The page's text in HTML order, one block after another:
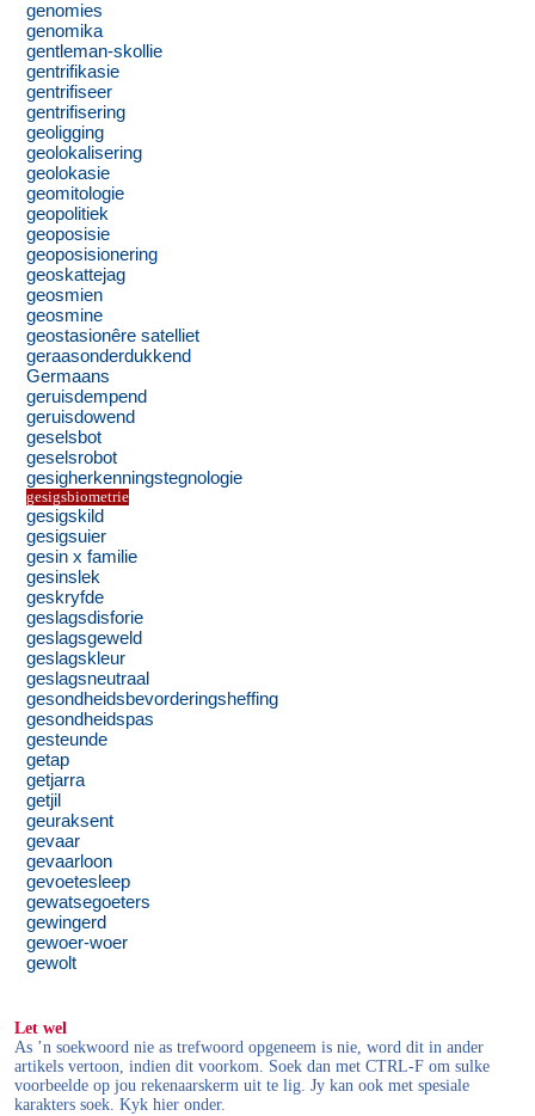
genomies
genomika
gentleman-skollie
gentrifikasie
gentrifiseer
gentrifisering
geoligging
geolokalisering
geolokasie
geomitologie
geopolitiek
geoposisie
geoposisionering
geoskattejag
geosmien
geosmine
geostasionêre satelliet
geraasonderdukkend
Germaans
geruisdempend
geruisdowend
geselsbot
geselsrobot
gesigherkenningstegnologie
gesigsbiometrie
gesigskild
gesigsuier
gesin x familie
gesinslek
geskryfde
geslagsdisforie
geslagsgeweld
geslagskleur
geslagsneutraal
gesondheidsbevorderingsheffing
gesondheidspas
gesteunde
getap
getjarra
getjil
geuraksent
gevaar
gevaarloon
gevoetesleep
gewatsegoeters
gewingerd
gewoer-woer
gewolt
Let wel
As ’n soekwoord nie as trefwoord opgeneem is nie, word dit in ander
artikels vertoon, indien dit voorkom. Soek dan met CTRL-F om sulke
voorbeelde op jou rekenaarskerm uit te lig. Jy kan ook met spesiale
karakters soek. Kyk hier onder.